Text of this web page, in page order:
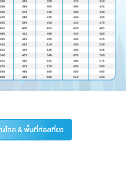
ไกล & พื้นที่ท่องเที่ยว